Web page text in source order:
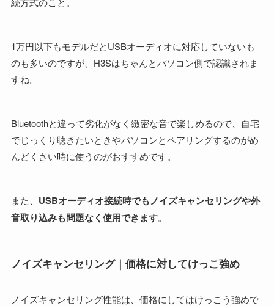
1万円以下もモデルだとUSBオーディオに対応していないも
のも多いのですが、H3Sはちゃんとパソコン側で認識されま
すね。
Bluetoothと違って劣化がなく緻密な音で楽しめるので、自宅
でじっくり聴きたいときやパソコンとペアリングするのがめ
んどくさい時に使うのがおすすめです。
また、 USBオーディオ接続時でもノイズキャンセリングや外
音取り込みも問題なく使用できます。
ノイズキャンセリング｜価格に対してけっこ強め
ノイズキャンセリング性能は、価格にしてはけっこう強めで